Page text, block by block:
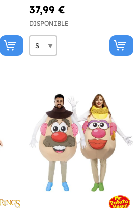
37,99 €
DISPONIBLE